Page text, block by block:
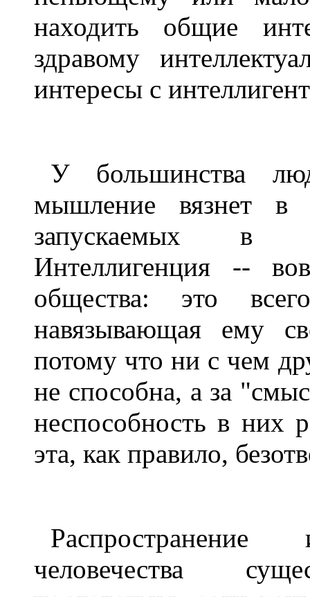
находить общие
здравому
интересы с
У большинства
мышление вязнет в
запускаемых в
Интеллигенция --
общества: это
навязывающая ему
потому что ни с чем
не способна, а за
неспособность в них
эта, как правило,
человечества